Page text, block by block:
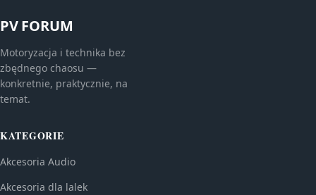
PV FORUM
Motoryzacja i technika bez
zbędnego chaosu —
konkretnie, praktycznie, na
temat.
KATEGORIE
Akcesoria Audio
Akcesoria dla lalek